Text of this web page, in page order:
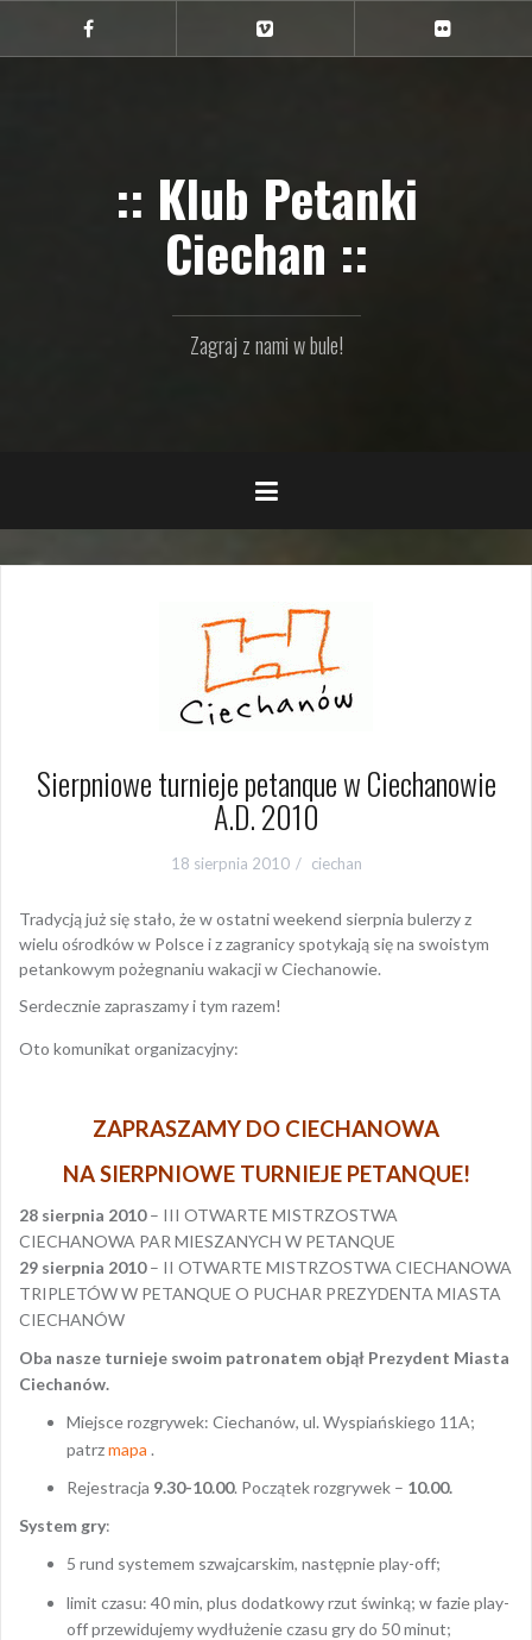
treści
Ciechan
na
na
na
:: Klub Petanki
Ciechan ::
Zagraj z nami w bule!
Sierpniowe turnieje petanque w Ciechanowie
A.D. 2010
18 sierpnia 2010 ciechan
Tradycją już się stało, że w ostatni weekend sierpnia bulerzy z
wielu ośrodków w Polsce i z zagranicy spotykają się na swoistym
petankowym pożegnaniu wakacji w Ciechanowie.
Serdecznie zapraszamy i tym razem!
Oto komunikat organizacyjny:
ZAPRASZAMY DO CIECHANOWA
NA SIERPNIOWE TURNIEJE PETANQUE!
28 sierpnia 2010– III OTWARTE MISTRZOSTWA
CIECHANOWA PAR MIESZANYCH W PETANQUE
29 sierpnia 2010– II OTWARTE MISTRZOSTWA CIECHANOWA
TRIPLETÓW W PETANQUE O PUCHAR PREZYDENTA MIASTA
CIECHANÓW
Oba nasze turnieje swoim patronatem objął Prezydent Miasta
Ciechanów.
Miejsce rozgrywek: Ciechanów, ul. Wyspiańskiego 11A;
patrzmapa .
Rejestracja 9.30-10.00. Początek rozgrywek – 10.00.
System gry:
5 rund systemem szwajcarskim, następnie play-off;
limit czasu: 40 min, plus dodatkowy rzut świnką; w fazie play-
off przewidujemy wydłużenie czasu gry do 50 minut;